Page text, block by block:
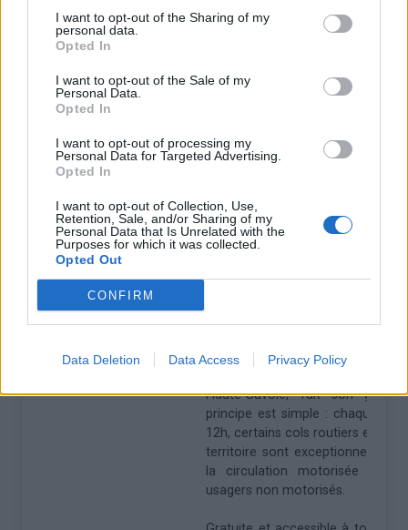
I want to opt-out of the Sharing of my
personal data.
Opted In
I want to opt-out of the Sale of my
Personal Data.
Opted In
I want to opt-out of processing my
Personal Data for Targeted Advertising.
Opted In
I want to opt-out of Collection, Use,
Retention, Sale, and/or Sharing of my
Personal Data that Is Unrelated with the
Purposes for which it was collected.
Opted Out
CONFIRM
Data Deletion Data Access Privacy Policy
agréable avant d’attaquer la
18/08/2026
Draillant
Haute-Savoie, fait son grand
principe est simple : chaque
territoire sont
la circulation motorisée et
Gratuite et accessible à tous,
s’adresse aussi bien aux
expérimentés qu’aux
naturel préservé.
18/08/2026 Col de Cou
Cet été, l’opération « Haute-
Haute-Savoie, fait son grand
principe est simple : chaque
12h, certains cols routiers
territoire sont
la circulation motorisée et
usagers non motorisés.